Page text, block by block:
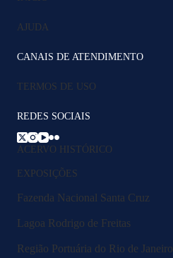
AJUDA
CANAIS DE ATENDIMENTO
TERMOS DE USO
REDES SOCIAIS
ACERVO HISTÓRICO
EXPOSIÇÕES
Fazenda Nacional Santa Cruz
Lagoa Rodrigo de Freitas
Região Portuária do Rio de Janeiro